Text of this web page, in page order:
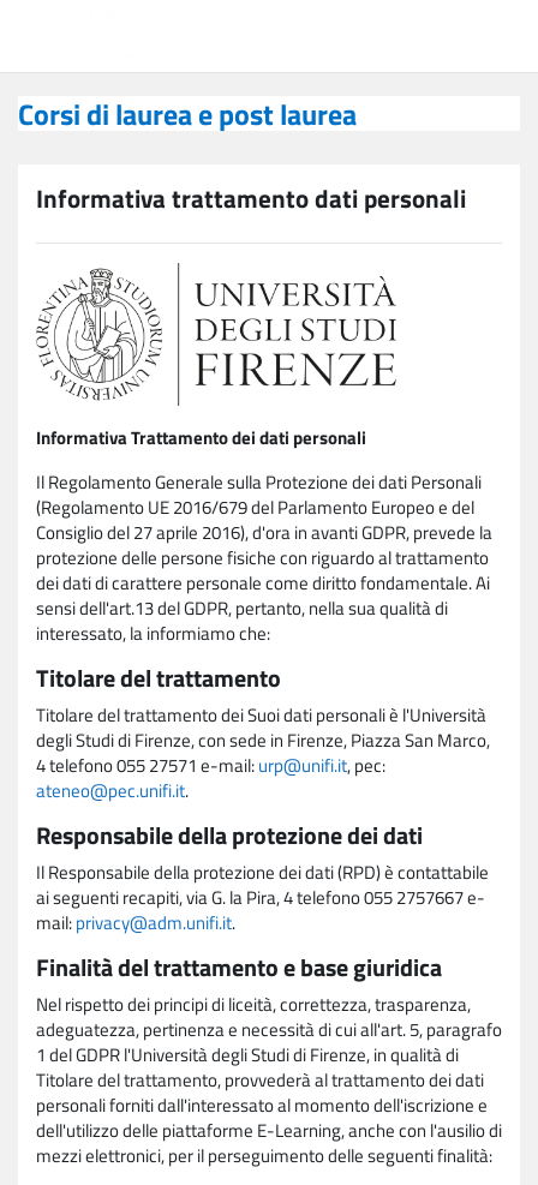
Corsi di laurea e post laurea
Informativa trattamento dati personali
Informativa Trattamento dei dati personali
Il Regolamento Generale sulla Protezione dei dati Personali
(Regolamento UE 2016/679 del Parlamento Europeo e del
Consiglio del 27 aprile 2016), d'ora in avanti GDPR, prevede la
protezione delle persone fisiche con riguardo al trattamento
dei dati di carattere personale come diritto fondamentale. Ai
sensi dell'art.13 del GDPR, pertanto, nella sua qualità di
interessato, la informiamo che:
Titolare del trattamento
Titolare del trattamento dei Suoi dati personali è l'Università
degli Studi di Firenze, con sede in Firenze, Piazza San Marco,
4 telefono 055 27571 e-mail:urp@unifi.it, pec:
ateneo@pec.unifi.it.
Responsabile della protezione dei dati
Il Responsabile della protezione dei dati (RPD) è contattabile
ai seguenti recapiti, via G. la Pira, 4 telefono 055 2757667 e-
mail:privacy@adm.unifi.it.
Finalità del trattamento e base giuridica
Nel rispetto dei principi di liceità, correttezza, trasparenza,
adeguatezza, pertinenza e necessità di cui all'art. 5, paragrafo
1 del GDPR l'Università degli Studi di Firenze, in qualità di
Titolare del trattamento, provvederà al trattamento dei dati
personali forniti dall'interessato al momento dell'iscrizione e
dell'utilizzo delle piattaforme E-Learning, anche con l'ausilio di
mezzi elettronici, per il perseguimento delle seguenti finalità: